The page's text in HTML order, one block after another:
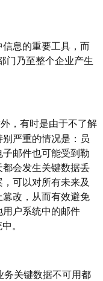
息的重要工具，而
门乃至整个企业产生
，有时是由于不了解
严重的情况是：员
邮件也可能受到勒
会发生关键数据丢
可以对所有未来及
改，从而有效避免
户系统中的邮件
。
务关键数据不可用都